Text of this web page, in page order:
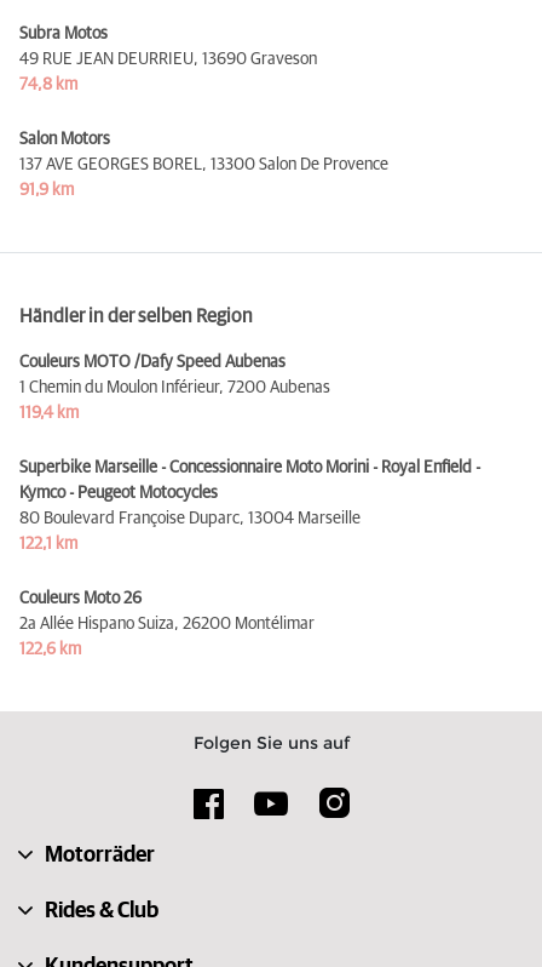
Subra Motos
49 RUE JEAN DEURRIEU, 13690 Graveson
74,8 km
Salon Motors
137 AVE GEORGES BOREL, 13300 Salon De Provence
91,9 km
Händler in der selben Region
Couleurs MOTO /Dafy Speed Aubenas
1 Chemin du Moulon Inférieur, 7200 Aubenas
119,4 km
Superbike Marseille - Concessionnaire Moto Morini - Royal Enfield -
Kymco - Peugeot Motocycles
80 Boulevard Françoise Duparc, 13004 Marseille
122,1 km
Couleurs Moto 26
2a Allée Hispano Suiza, 26200 Montélimar
122,6 km
Folgen Sie uns auf
Motorräder
Rides & Club